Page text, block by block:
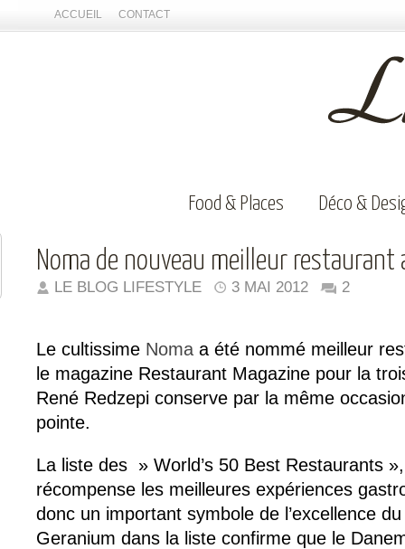
ACCUEIL CONTACT
Food & Places Déco &
Noma de nouveau meilleur restaurant
LE BLOG LIFESTYLE 3 MAI 2012 2
Le cultissime Noma a été nommé meilleur
le magazine Restaurant Magazine pour la
René Redzepi conserve par la même
pointe.
La liste des » World’s 50 Best Restaurants
récompense les meilleures expériences
donc un important symbole de l’excellence
Geranium dans la liste confirme que le